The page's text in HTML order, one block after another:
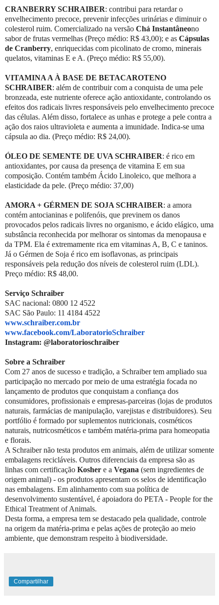
CRANBERRY SCHRAIBER: contribui para retardar o
envelhecimento precoce, prevenir infecções urinárias e diminuir o
colesterol ruim. Comercializado na versão Chá Instantâneono
sabor de frutas vermelhas (Preço médio: R$ 43,00); e as Cápsulas
de Cranberry, enriquecidas com picolinato de cromo, minerais
quelatos, vitaminas E e A. (Preço médio: R$ 55,00).
VITAMINA A À BASE DE BETACAROTENO
SCHRAIBER: além de contribuir com a conquista de uma pele
bronzeada, este nutriente oferece ação antioxidante, controlando os
efeitos dos radicais livres responsáveis pelo envelhecimento precoce
das células. Além disso, fortalece as unhas e protege a pele contra a
ação dos raios ultravioleta e aumenta a imunidade. Indica-se uma
cápsula ao dia. (Preço médio: R$ 24,00).
ÓLEO DE SEMENTE DE UVA SCHRAIBER: é rico em
antioxidantes, por causa da presença de vitamina E em sua
composição. Contém também Ácido Linoleico, que melhora a
elasticidade da pele. (Preço médio: 37,00)
AMORA + GÉRMEN DE SOJA SCHRAIBER: a amora
contém antocianinas e polifenóis, que previnem os danos
provocados pelos radicais livres no organismo, e ácido elágico, uma
substância reconhecida por melhorar os sintomas da menopausa e
da TPM. Ela é extremamente rica em vitaminas A, B, C e taninos.
Já o Gérmen de Soja é rico em isoflavonas, as principais
responsáveis pela redução dos níveis de colesterol ruim (LDL).
Preço médio: R$ 48,00.
Serviço Schraiber
SAC nacional: 0800 12 4522
SAC São Paulo: 11 4184 4522
www.schraiber.com.br
www.facebook.com/LaboratorioSchraiber
Instagram: @laboratorioschraiber
Sobre a Schraiber
Com 27 anos de sucesso e tradição, a Schraiber tem ampliado sua
participação no mercado por meio de uma estratégia focada no
lançamento de produtos que conquistam a confiança dos
consumidores, profissionais e empresas-parceiras (lojas de produtos
naturais, farmácias de manipulação, varejistas e distribuidores). Seu
portfólio é formado por suplementos nutricionais, cosméticos
naturais, nutricosméticos e também matéria-prima para homeopatia
e florais.
A Schraiber não testa produtos em animais, além de utilizar somente
embalagens recicláveis. Outros diferenciais da empresa são as
linhas com certificação Kosher e a Vegana (sem ingredientes de
origem animal) - os produtos apresentam os selos de identificação
nas embalagens. Em alinhamento com sua política de
desenvolvimento sustentável, é apoiadora do PETA - People for the
Ethical Treatment of Animals.
Desta forma, a empresa tem se destacado pela qualidade, controle
na origem da matéria-prima e pelas ações de proteção ao meio
ambiente, que demonstram respeito à biodiversidade.
Compartilhar